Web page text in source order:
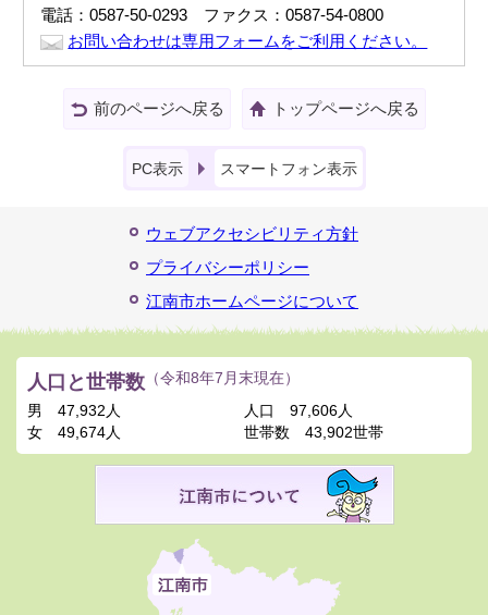
電話：0587-50-0293 ファクス：0587-54-0800
お問い合わせは専用フォームをご利用ください。
前のページへ戻る トップページへ戻る
PC表示 スマートフォン表示
ウェブアクセシビリティ方針
プライバシーポリシー
江南市ホームページについて
人口と世帯数 （令和8年7月末現在）
男
47,932人
女
49,674人
人口
97,606人
世帯数
43,902世帯